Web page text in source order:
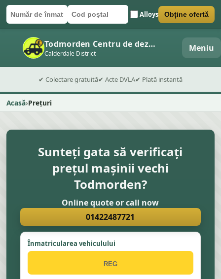
Număr de înmatriculare
Cod poștal Alloys
Trimite formularul Obține ofertă
Todmorden Centru de dezmembrări auto
Calderdale District Meniu
✔ Colectare gratuită✔ Acte DVLA✔ Plată instantă
Acasă Prețuri
Sunteți gata să verificați
prețul mașinii vechi
Todmorden?
Online quote or call now
01422487721
Înmatricularea vehiculului